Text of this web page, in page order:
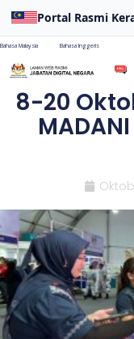
Portal Rasmi
Bahasa Malaysia Bahasa Inggeris
8-20